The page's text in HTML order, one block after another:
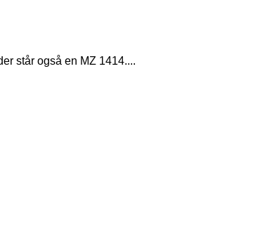
står også en MZ 1414....